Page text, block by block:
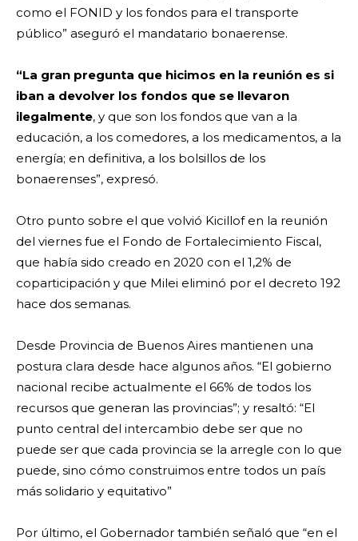
como el FONID y los fondos para el transporte
público” aseguró el mandatario bonaerense.
“La gran pregunta que hicimos en la reunión es si
iban a devolver los fondos que se llevaron
ilegalmente, y que son los fondos que van a la
educación, a los comedores, a los medicamentos, a la
energía; en definitiva, a los bolsillos de los
bonaerenses”, expresó.
Otro punto sobre el que volvió Kicillof en la reunión
del viernes fue el Fondo de Fortalecimiento Fiscal,
que había sido creado en 2020 con el 1,2% de
coparticipación y que Milei eliminó por el decreto 192
hace dos semanas.
Desde Provincia de Buenos Aires mantienen una
postura clara desde hace algunos años. “El gobierno
nacional recibe actualmente el 66% de todos los
recursos que generan las provincias”; y resaltó: “El
punto central del intercambio debe ser que no
puede ser que cada provincia se la arregle con lo que
puede, sino cómo construimos entre todos un país
más solidario y equitativo”
Por último, el Gobernador también señaló que “en el